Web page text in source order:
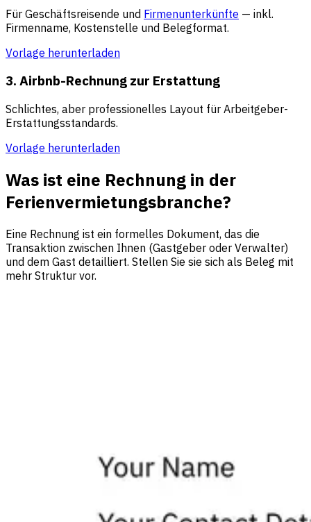
Für Geschäftsreisende und Firmenunterkünfte — inkl.
Firmenname, Kostenstelle und Belegformat.
Vorlage herunterladen
3. Airbnb-Rechnung zur Erstattung
Schlichtes, aber professionelles Layout für Arbeitgeber-
Erstattungsstandards.
Vorlage herunterladen
Was ist eine Rechnung in der
Ferienvermietungsbranche?
Eine Rechnung ist ein formelles Dokument, das die
Transaktion zwischen Ihnen (Gastgeber oder Verwalter)
und dem Gast detailliert. Stellen Sie sie sich als Beleg mit
mehr Struktur vor.